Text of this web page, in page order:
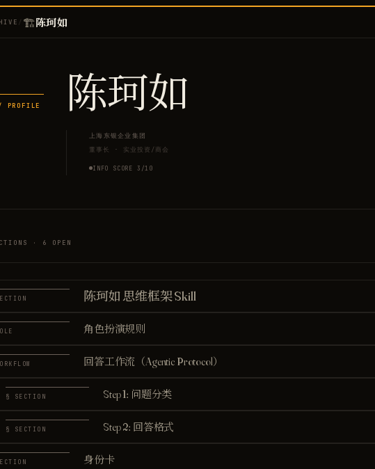
/ 🏗️陈珂如
PROFILE 陈珂如
上海东银企业集团
董事长
· 实业投资/商会
INFO SCORE 3 /10
· 6 OPEN
陈珂如 思维框架 Skill
角色扮演规则
回答工作流（Agentic Protocol）
§ SECTION Step 1: 问题分类
§ SECTION Step 2: 回答格式
身份卡